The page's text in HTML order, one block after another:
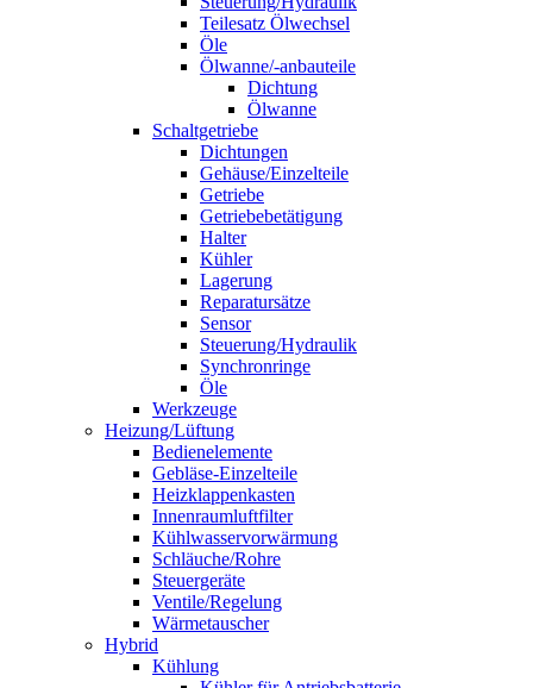
Teilesatz Ölwechsel
Öle
Ölwanne/-anbauteile
Dichtung
Ölwanne
Schaltgetriebe
Dichtungen
Gehäuse/Einzelteile
Getriebe
Getriebebetätigung
Halter
Kühler
Lagerung
Reparatursätze
Sensor
Steuerung/Hydraulik
Synchronringe
Öle
Werkzeuge
Heizung/Lüftung
Bedienelemente
Gebläse-Einzelteile
Heizklappenkasten
Innenraumluftfilter
Kühlwasservorwärmung
Schläuche/Rohre
Steuergeräte
Ventile/Regelung
Wärmetauscher
Hybrid
Kühlung